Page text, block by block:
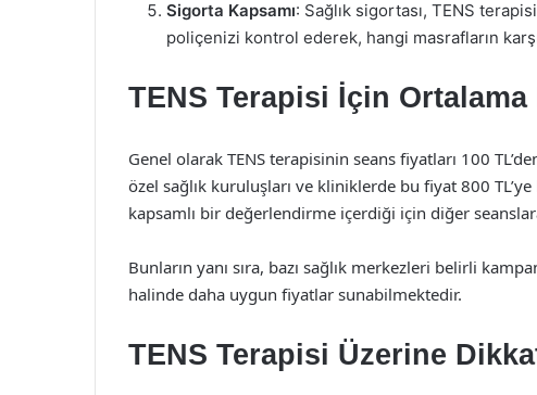
Sigorta Kapsamı: Sağlık sigortası, TENS
poliçenizi kontrol ederek, hangi masrafların
TENS Terapisi İçin Ortalama
Genel olarak TENS terapisinin seans fiyatları 100
özel sağlık kuruluşları ve kliniklerde bu fiyat 800
kapsamlı bir değerlendirme içerdiği için diğer
Bunların yanı sıra, bazı sağlık merkezleri belirli
halinde daha uygun fiyatlar sunabilmektedir.
TENS Terapisi Üzerine